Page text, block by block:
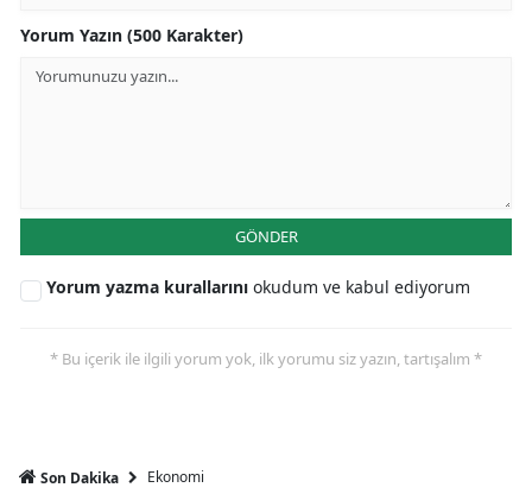
Yorum Yazın (500 Karakter)
GÖNDER
Yorum yazma kurallarını okudum ve kabul ediyorum
* Bu içerik ile ilgili yorum yok, ilk yorumu siz yazın, tartışalım *
Son Dakika Ekonomi